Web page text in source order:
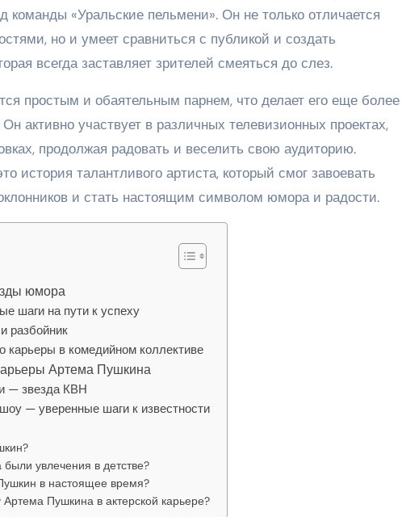
команды «Уральские пельмени». Он не только отличается
но и умеет сравниться с публикой и создать
всегда заставляет зрителей смеяться до слез.
простым и обаятельным парнем, что делает его еще более
активно участвует в различных телевизионных проектах,
продолжая радовать и веселить свою аудиторию.
история талантливого артиста, который смог завоевать
и стать настоящим символом юмора и радости.
юмора
шаги на пути к успеху
разбойник
карьеры в комедийном коллективе
Артема Пушкина
— звезда КВН
— уверенные шаги к известности
увлечения в детстве?
в настоящее время?
Артема Пушкина в актерской карьере?